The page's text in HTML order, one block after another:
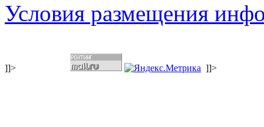
Условия размещения
]]> ]]>